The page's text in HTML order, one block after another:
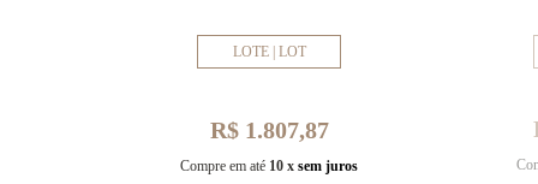
LOTE | LOT
R$ 1.807,87
Compre em até 10 x sem juros